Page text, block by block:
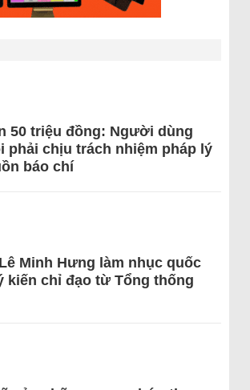
50 triệu đồng: Người dùng
phải chịu trách nhiệm pháp lý
báo chí
Minh Hưng làm nhục quốc
kiến chỉ đạo từ Tổng thống